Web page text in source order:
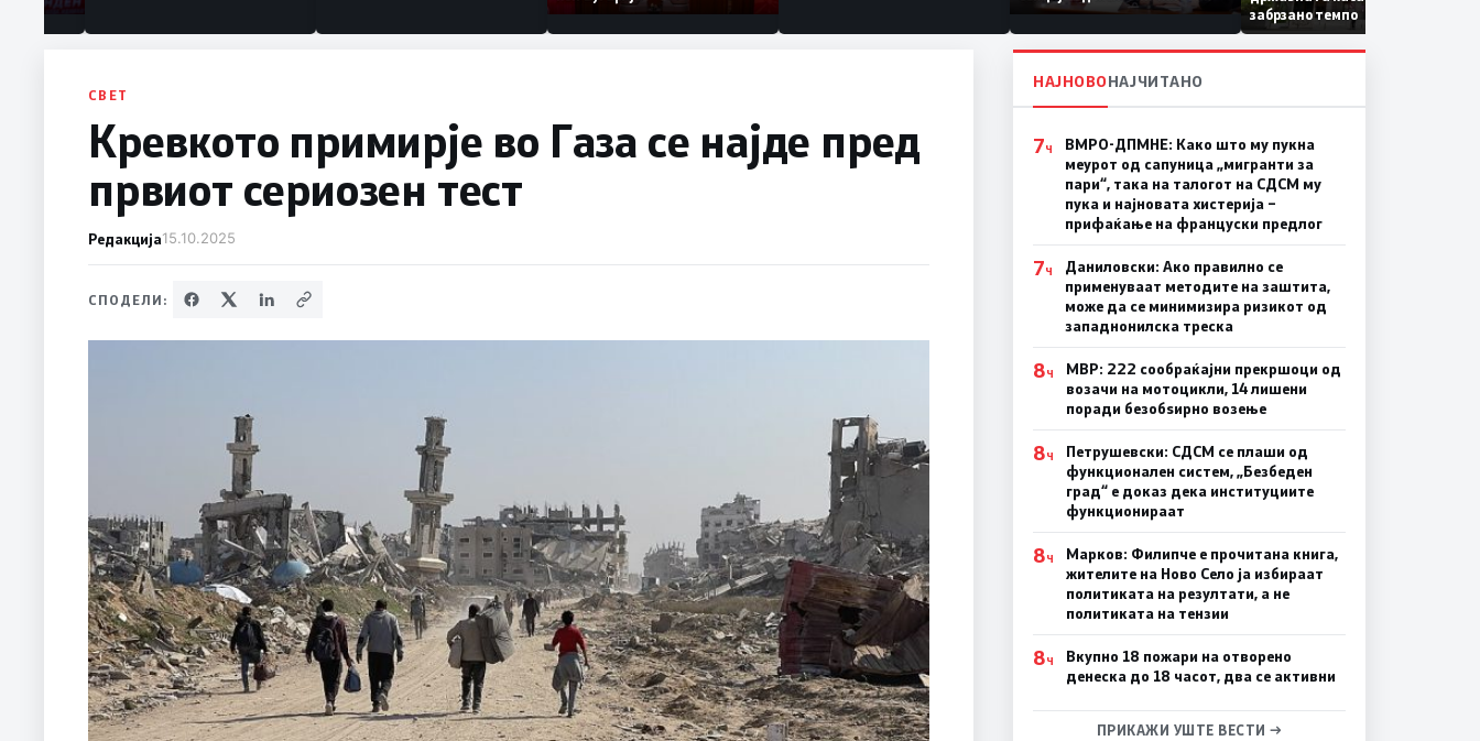
Коридор 8, Македонија
станува раскрсница на
Балканот
забрзано темпо
СВЕТ
Кревкото примирје во Газа се најде пред
првиот сериозен тест
Редакција15.10.2025
СПОДЕЛИ:
НАЈНОВОНАЈЧИТАНО
7Ч
ВМРО-ДПМНЕ: Како што му пукна
меурот од сапуница „мигранти за
пари“, така на талогот на СДСМ му
пука и најновата хистерија –
прифаќање на француски предлог
7Ч
Даниловски: Ако правилно се
применуваат методите на заштита,
може да се минимизира ризикот од
западнонилска треска
8Ч
МВР: 222 сообраќајни прекршоци од
возачи на мотоцикли, 14 лишени
поради безобѕирно возење
8Ч
Петрушевски: СДСМ се плаши од
функционален систем, „Безбеден
град“ е доказ дека институциите
функционираат
8Ч
Марков: Филипче е прочитана книга,
жителите на Ново Село ја избираат
политиката на резултати, а не
политиката на тензии
8Ч
Вкупно 18 пожари на отворено
денеска до 18 часот, два се активни
ПРИКАЖИ УШТЕ ВЕСТИ →